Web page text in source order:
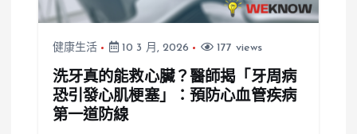
健康生活 10 3 月, 2026 177 views
洗牙真的能救心臟？醫師揭「牙周病
恐引發心肌梗塞」：預防心血管疾病
第一道防線